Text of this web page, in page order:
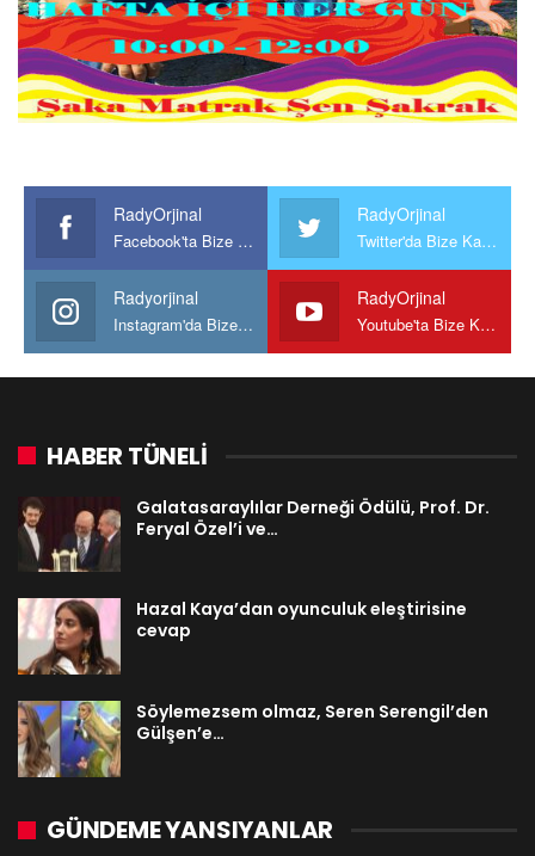
RadyOrjinal
Facebook'ta Bize Katılın
RadyOrjinal
Twitter'da Bize Katılın
Radyorjinal
Instagram'da Bize katılın
RadyOrjinal
Youtube'ta Bize Katılın
HABER TÜNELİ
Galatasaraylılar Derneği Ödülü, Prof. Dr.
Feryal Özel’i ve…
Hazal Kaya’dan oyunculuk eleştirisine
cevap
Söylemezsem olmaz, Seren Serengil’den
Gülşen’e…
GÜNDEME YANSIYANLAR